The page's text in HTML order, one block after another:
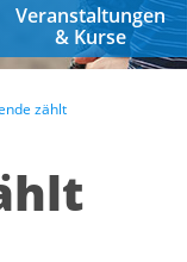
Veranstaltungen
& Kurse
zählt